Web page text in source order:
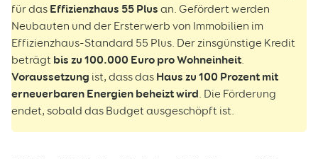
für das Effizienzhaus 55 Plus an. Gefördert werden
Neubauten und der Ersterwerb von Immobilien im
Effizienzhaus-Standard 55 Plus. Der zinsgünstige Kredit
beträgt bis zu 100.000 Euro pro Wohneinheit.
Voraussetzung ist, dass das Haus zu 100 Prozent mit
erneuerbaren Energien beheizt wird. Die Förderung
endet, sobald das Budget ausgeschöpft ist.